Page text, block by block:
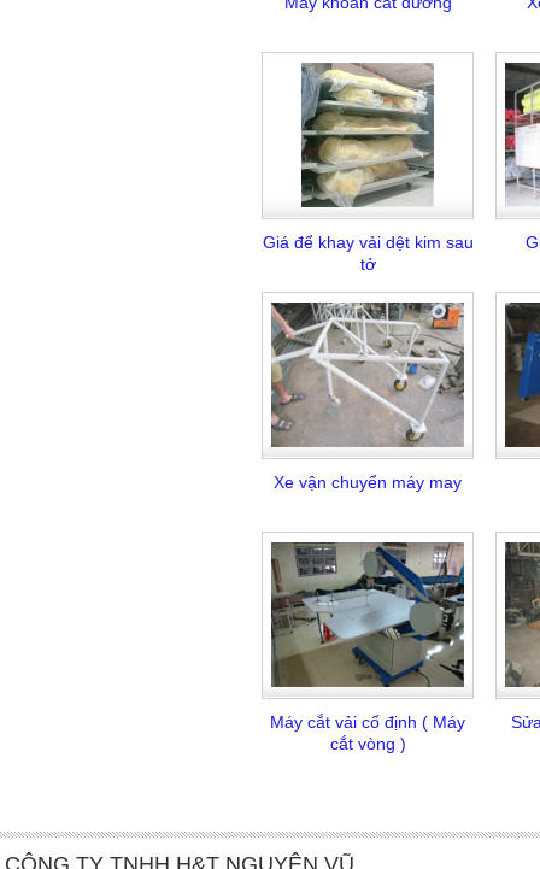
Giá để khay vải dệt kim sau
tở
Xe vận chuyển máy may
Máy cắt vải cố định ( Máy
cắt vòng )
CÔNG TY TNHH H&T NGUYÊN VŨ